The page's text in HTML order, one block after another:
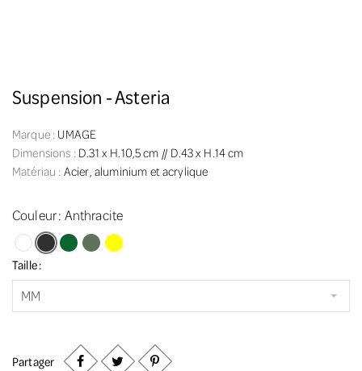
Suspension - Asteria
Marque : UMAGE
Dimensions : D.31 x H.10,5 cm // D.43 x H.14 cm
Matériau : Acier, aluminium et acrylique
Couleur : Anthracite
BlancAnthracite
Vert foncé
Vert olive
Jaune
Taille :
MM
Partager